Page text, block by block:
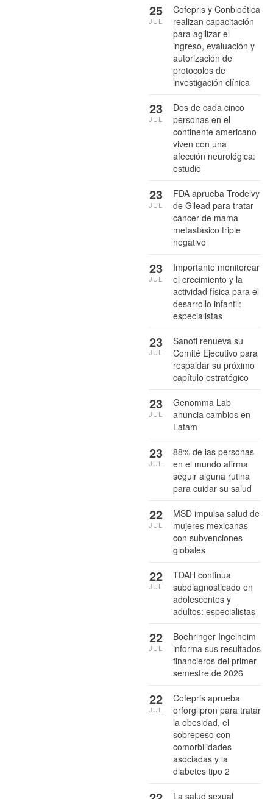
Cofepris y Conbioética
realizan capacitación
para agilizar el
ingreso, evaluación y
autorización de
protocolos de
investigación clínica
25
JUL
Dos de cada cinco
personas en el
continente americano
viven con una
afección neurológica:
estudio
23
JUL
FDA aprueba Trodelvy
de Gilead para tratar
cáncer de mama
metastásico triple
negativo
23
JUL
Importante monitorear
el crecimiento y la
actividad física para el
desarrollo infantil:
especialistas
23
JUL
Sanofi renueva su
Comité Ejecutivo para
respaldar su próximo
capítulo estratégico
23
JUL
Genomma Lab
anuncia cambios en
Latam
23
JUL
88% de las personas
en el mundo afirma
seguir alguna rutina
para cuidar su salud
23
JUL
MSD impulsa salud de
mujeres mexicanas
con subvenciones
globales
22
JUL
TDAH continúa
subdiagnosticado en
adolescentes y
adultos: especialistas
22
JUL
Boehringer Ingelheim
informa sus resultados
financieros del primer
semestre de 2026
22
JUL
Cofepris aprueba
orforglipron para tratar
la obesidad, el
sobrepeso con
comorbilidades
asociadas y la
diabetes tipo 2
22
JUL
La salud sexual